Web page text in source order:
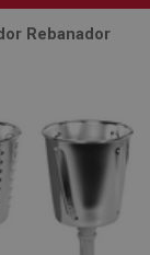
Rebanador